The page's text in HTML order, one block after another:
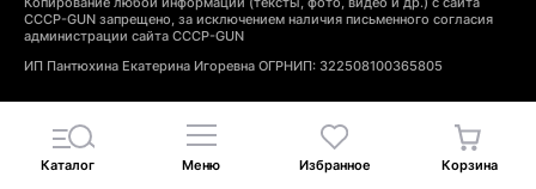
CCCP-GUN запрещено, за исключением наличия письменного согласия
администрации сайта CCCP-GUN
ИП Пантюхина Екатерина Игоревна ОГРНИП: 322508100365805
Каталог Меню Избранное Корзина